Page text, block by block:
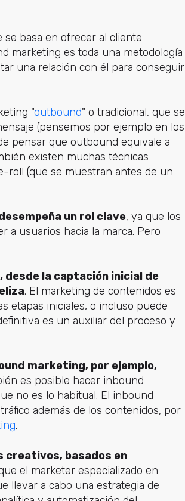
basa en ofrecer al cliente
marketing es toda una metodología
una relación con él para conseguir
"outbound" o tradicional, que se
(pensemos por ejemplo en los
pensar que outbound equivale a
existen muchas técnicas
roll (que se muestran antes de un
un rol clave, ya que los
a usuarios hacia la marca. Pero
desde la captación inicial de
. El marketing de contenidos es
etapas iniciales, o incluso puede
es un auxiliar del proceso y
marketing, por ejemplo,
es posible hacer inbound
no es lo habitual. El inbound
además de los contenidos, por
.
creativos, basados en
el marketer especializado en
llevar a cabo una estrategia de